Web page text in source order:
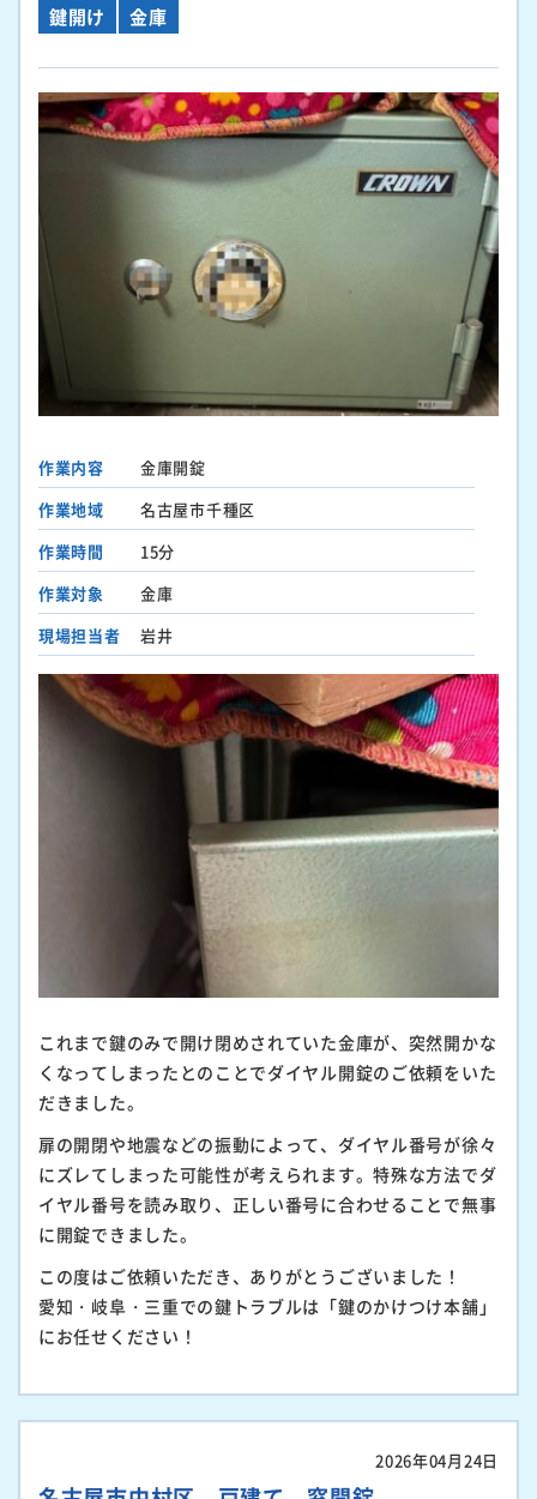
鍵開け 金庫
作業内容
金庫開錠
作業地域
名古屋市千種区
作業時間
15分
作業対象
金庫
現場担当者
岩井
これまで鍵のみで開け閉めされていた金庫が、突然開かな
くなってしまったとのことでダイヤル開錠のご依頼をいた
だきました。
扉の開閉や地震などの振動によって、ダイヤル番号が徐々
にズレてしまった可能性が考えられます。特殊な方法でダ
イヤル番号を読み取り、正しい番号に合わせることで無事
に開錠できました。
この度はご依頼いただき、ありがとうございました！
愛知・岐阜・三重での鍵トラブルは「鍵のかけつけ本舗」
にお任せください！
2026年04月24日